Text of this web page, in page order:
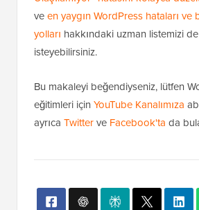
veen yaygın WordPress hataları ve
yolları hakkındaki uzman listemizi
isteyebilirsiniz.
Bu makaleyi beğendiyseniz, lütfen
eğitimleri için YouTube Kanalımıza
ayrıca Twitterve Facebook'ta da